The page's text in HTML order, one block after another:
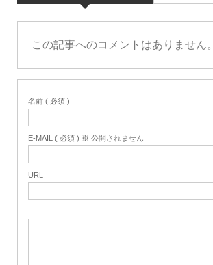
この記事へのコメントはありません。
名前 ( 必須 )
E-MAIL ( 必須 ) ※ 公開されません
URL